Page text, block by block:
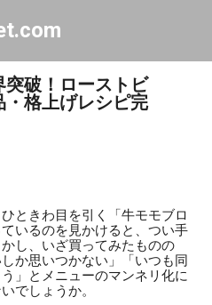
コンテンツに移動
破！ローストビ
格上げレシピ完
ときわ目を引く「牛モモブロ
いるのを見かけると、つい手
し、いざ買ってみたものの
か思いつかない」「いつも同
」とメニューのマンネリ化に
でしょうか。